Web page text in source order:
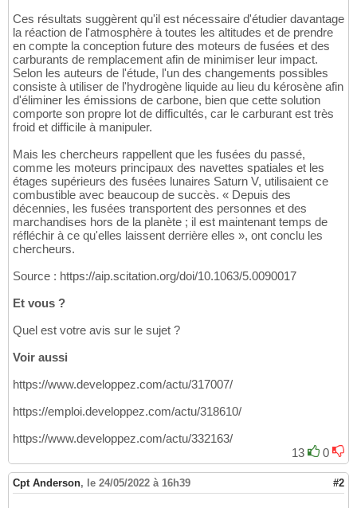
Ces résultats suggèrent qu'il est nécessaire d'étudier davantage
la réaction de l'atmosphère à toutes les altitudes et de prendre
en compte la conception future des moteurs de fusées et des
carburants de remplacement afin de minimiser leur impact.
Selon les auteurs de l'étude, l'un des changements possibles
consiste à utiliser de l'hydrogène liquide au lieu du kérosène afin
d'éliminer les émissions de carbone, bien que cette solution
comporte son propre lot de difficultés, car le carburant est très
froid et difficile à manipuler.
Mais les chercheurs rappellent que les fusées du passé,
comme les moteurs principaux des navettes spatiales et les
étages supérieurs des fusées lunaires Saturn V, utilisaient ce
combustible avec beaucoup de succès. « Depuis des
décennies, les fusées transportent des personnes et des
marchandises hors de la planète ; il est maintenant temps de
réfléchir à ce qu'elles laissent derrière elles », ont conclu les
chercheurs.
Source : https://aip.scitation.org/doi/10.1063/5.0090017
Et vous ?
Quel est votre avis sur le sujet ?
Voir aussi
https://www.developpez.com/actu/317007/
https://emploi.developpez.com/actu/318610/
https://www.developpez.com/actu/332163/
13
0
Cpt Anderson, le 24/05/2022 à 16h39 #2